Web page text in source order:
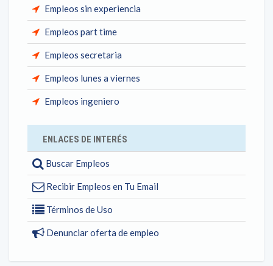
Empleos sin experiencia
Empleos part time
Empleos secretaria
Empleos lunes a viernes
Empleos ingeniero
ENLACES DE INTERÉS
Buscar Empleos
Recibir Empleos en Tu Email
Términos de Uso
Denunciar oferta de empleo